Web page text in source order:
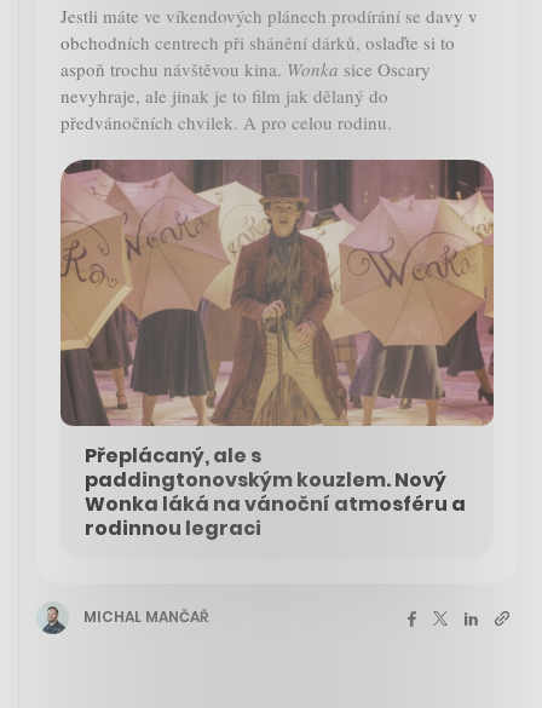
Jestli máte ve víkendových plánech prodírání se davy v
obchodních centrech při shánění dárků, oslaďte si to
aspoň trochu návštěvou kina. Wonka sice Oscary
nevyhraje, ale jinak je to film jak dělaný do
předvánočních chvilek. A pro celou rodinu.
Přeplácaný, ale s
paddingtonovským kouzlem. Nový
Wonka láká na vánoční atmosféru a
rodinnou legraci
MICHAL MANČAŘ